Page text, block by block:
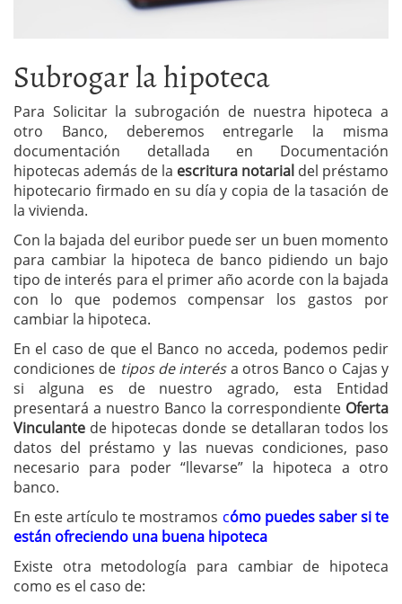
Subrogar la hipoteca
Para Solicitar la subrogación de nuestra hipoteca a
otro Banco, deberemos entregarle la misma
documentación detallada en Documentación
hipotecas además de la escritura notarial del préstamo
hipotecario firmado en su día y copia de la tasación de
la vivienda.
Con la bajada del euribor puede ser un buen momento
para cambiar la hipoteca de banco pidiendo un bajo
tipo de interés para el primer año acorde con la bajada
con lo que podemos compensar los gastos por
cambiar la hipoteca.
En el caso de que el Banco no acceda, podemos pedir
condiciones de tipos de interésa otros Banco o Cajas y
si alguna es de nuestro agrado, esta Entidad
presentará a nuestro Banco la correspondiente Oferta
Vinculante de hipotecas donde se detallaran todos los
datos del préstamo y las nuevas condiciones, paso
necesario para poder “llevarse” la hipoteca a otro
banco.
En este artículo te mostramos cómo puedes saber si te
están ofreciendo una buena hipoteca
Existe otra metodología para cambiar de hipoteca
como es el caso de: